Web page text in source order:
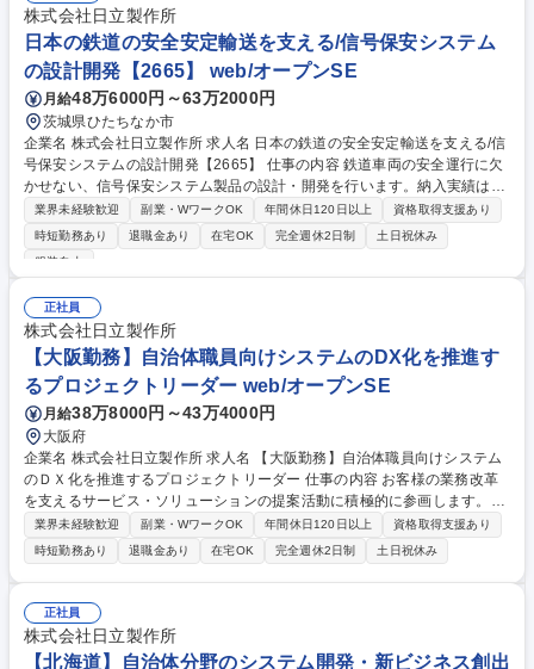
株式会社日立製作所
日本の鉄道の安全安定輸送を支える/信号保安システム
の設計開発【2665】 web/オープンSE
月給48万6000円～63万2000円
茨城県ひたちなか市
企業名 株式会社日立製作所 求人名 日本の鉄道の安全安定輸送を支える/信
号保安システムの設計開発【2665】 仕事の内容 鉄道車両の安全運行に欠
かせない、信号保安システム製品の設計・開発を行います。納入実績は、
東北・上越・北陸・北海道各新幹線や首都圏のJR主要在来線など多岐にわ
たり、安全安定輸送に大きく貢献しています。 【職務概要】 信号保安シ
ステムの設計・開発・検証を行い、安全・品質を確保した製品を納入しま
す。 (1)顧客要求仕様の分析及びシステム機能仕様への落とし込み (2)ソフ
トウェアの詳細仕様設計及び製作・検証 (3)プロジェクト工程、コスト及
び品質のマネジメント 募集職種 日本の鉄道の安全安定輸送を支える/信号
保安システムの設計開発【2665】
業界未経験歓迎 副業・WワークOK 年間休日120日以上
資格取得支援あり
時短勤務あり
退職金あり 在宅OK 完全週休2日制
土日祝休み
服装自由
正社員
株式会社日立製作所
【大阪勤務】自治体職員向けシステムのDX化を推進す
るプロジェクトリーダー web/オープンSE
月給38万8000円～43万4000円
大阪府
企業名 株式会社日立製作所 求人名 【大阪勤務】自治体職員向けシステム
のＤＸ化を推進するプロジェクトリーダー 仕事の内容 お客様の業務改革
を支えるサービス・ソリューションの提案活動に積極的に参画します。ア
プリケーション構築の各工程(要件定義/設計/構築/テスト/移行等)の作業計
画、設計・開発の取り纏めをお願いします。 ■提案:お客様の課題・ニーズ
をヒアリング等により把握し、市場・技術動向を踏まえソリューションを
創出・提案。■要件定義:機能/非機能要件をヒアリングし、要件定義の取り
纏め。■設計・開発・テスト:基本設計、詳細設計、運用設計などの各種設
計取り纏め。設計・構築・テスト計画を策定し、その計画をもとにした進
捗管理、成果物の品質評価。■運用・保守:システム稼働後の運用・保守、
業界未経験歓迎 副業・WワークOK 年間休日120日以上
資格取得支援あり
時短勤務あり
退職金あり 在宅OK 完全週休2日制 土日祝休み
正社員
株式会社日立製作所
【北海道】自治体分野のシステム開発・新ビジネス創出